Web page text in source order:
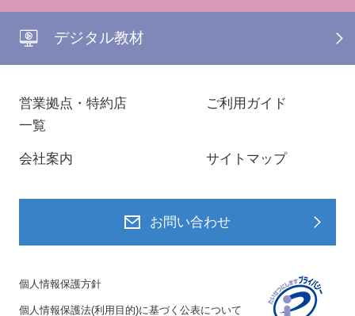
デジタル教材
営業拠点・特約店
一覧
ご利用ガイド
会社案内 サイトマップ
お問い合わせ
個人情報保護方針
個人情報保護法(利用目的)に基づく公表について